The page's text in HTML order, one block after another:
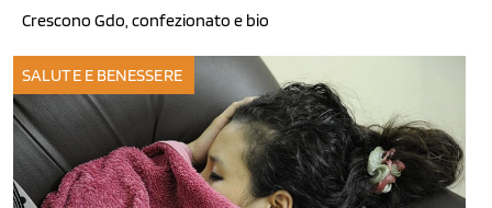
Crescono Gdo, confezionato e bio
SALUTE E BENESSERE